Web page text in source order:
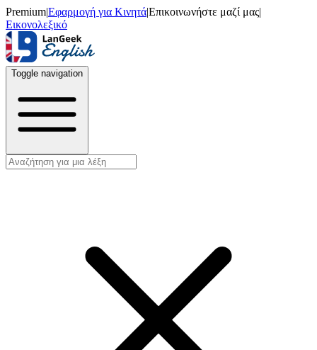
Premium|Εφαρμογή για Κινητά|Επικοινωνήστε μαζί μας|
Εικονολεξικό
Toggle navigation